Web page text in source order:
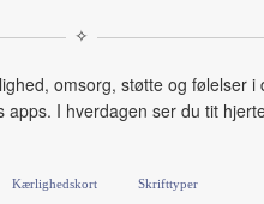
✧
omsorg, støtte og følelser
apps. I hverdagen ser du tit
Kærlighedskort Skrifttyper